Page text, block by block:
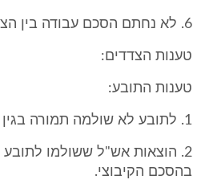
6. לא נחתם הסכם עבודה בין הצדדים.
טענות הצדדים:
טענות התובע:
1. לתובע לא שולמה תמורה בגין שעות נוספות שביצע.
2. הוצאות אש"ל ששולמו
בהסכם הקיבוצי.